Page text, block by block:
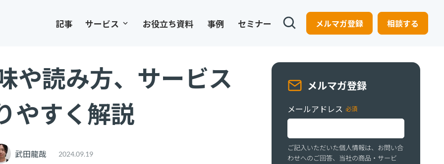
記事 サービス keyboard_arrow_down お役立ち資料 事例 セミナー メルマガ登録 相談する
や読み方、サービス
やすく解説
武田龍哉 2024.09.19
メルマガ登録
メールアドレス
ご記入いただいた個人情報は、お問い合
わせへのご回答、当社の商品・サービ